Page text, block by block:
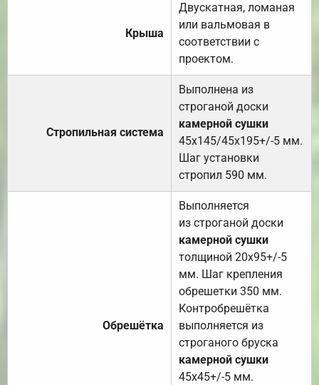
Крыша
Двускатная, ломаная
или вальмовая в
соответствии с
проектом.
Стропильная система
Выполнена из
строганой доски
камерной сушки
45х145/45х195+/-5 мм.
Шаг установки
стропил 590 мм.
Обрешётка
Выполняется
из строганой доски
камерной сушки
толщиной 20х95+/-5
мм. Шаг крепления
обрешетки 350 мм.
Контробрешётка
выполняется из
строганого бруска
камерной сушки
45х45+/-5 мм.